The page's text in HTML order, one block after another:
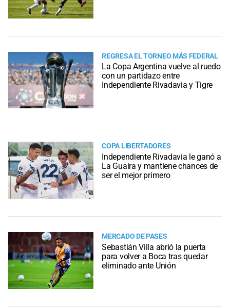
REGRESA EL TORNEO MÁS FEDERAL
La Copa Argentina vuelve al ruedo
con un partidazo entre
Independiente Rivadavia y Tigre
COPA LIBERTADORES
Independiente Rivadavia le ganó a
La Guaira y mantiene chances de
ser el mejor primero
MERCADO DE PASES
Sebastián Villa abrió la puerta
para volver a Boca tras quedar
eliminado ante Unión